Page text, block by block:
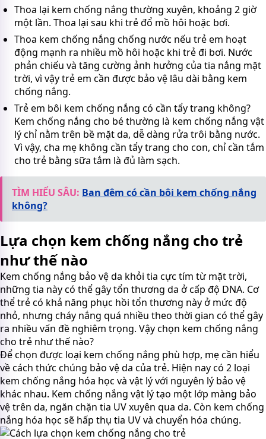
Thoa lại kem chống nắng thường xuyên, khoảng 2 giờ
một lần. Thoa lại sau khi trẻ đổ mồ hôi hoặc bơi.
Thoa kem chống nắng chống nước nếu trẻ em hoạt
động mạnh ra nhiều mồ hôi hoặc khi trẻ đi bơi. Nước
phản chiếu và tăng cường ảnh hưởng của tia nắng mặt
trời, vì vậy trẻ em cần được bảo vệ lâu dài bằng kem
chống nắng.
Trẻ em bôi kem chống nắng có cần tẩy trang không?
Kem chống nắng cho bé thường là kem chống nắng vật
lý chỉ nằm trên bề mặt da, dễ dàng rửa trôi bằng nước.
Vì vậy, cha mẹ không cần tẩy trang cho con, chỉ cần tắm
cho trẻ bằng sữa tắm là đủ làm sạch.
TÌM HIỂU SÂU: Ban đêm có cần bôi kem chống nắng
không?
Lựa chọn kem chống nắng cho trẻ
như thế nào
Kem chống nắng bảo vệ da khỏi tia cực tím từ mặt trời,
những tia này có thể gây tổn thương da ở cấp độ DNA. Cơ
thể trẻ có khả năng phục hồi tổn thương này ở mức độ
nhỏ, nhưng cháy nắng quá nhiều theo thời gian có thể gây
ra nhiều vấn đề nghiêm trọng. Vậy chọn kem chống nắng
cho trẻ như thế nào?
Để chọn được loại kem chống nắng phù hợp, mẹ cần hiểu
về cách thức chúng bảo vệ da của trẻ. Hiện nay có 2 loại
kem chống nắng hóa học và vật lý với nguyên lý bảo vệ
khác nhau. Kem chống nắng vật lý tạo một lớp màng bảo
vệ trên da, ngăn chặn tia UV xuyên qua da. Còn kem chống
nắng hóa học sẽ hấp thụ tia UV và chuyển hóa chúng.